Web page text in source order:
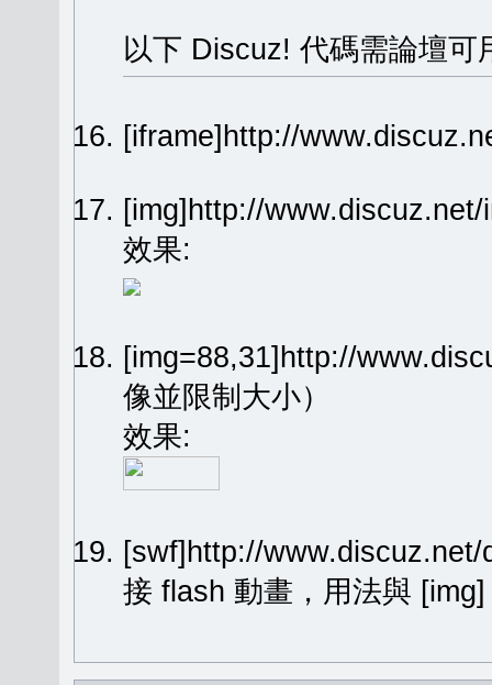
以下 Discuz! 代碼需論壇可
[iframe]http://
[img]http://
效果:
[img=88,31]http://
像並限制大小）
效果:
[swf]http://
接 flash 動畫，用法與